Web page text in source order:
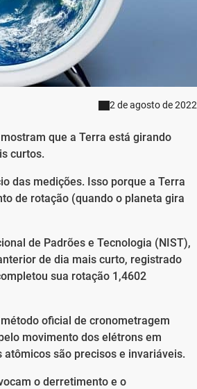
2 de agosto de 2022
que a Terra está girando
curtos.
das medições. Isso porque a Terra
de rotação (quando o planeta gira
de Padrões e Tecnologia (NIST),
de dia mais curto, registrado
sua rotação 1,4602
oficial de cronometragem
movimento dos elétrons em
são precisos e invariáveis.
o derretimento e o